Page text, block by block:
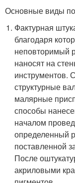
Основные виды
Фактурная
благодаря
неповторимый
наносят на
инструментов.
структурные
малярные
способы
началом
определенный
поставленной
После
акриловыми